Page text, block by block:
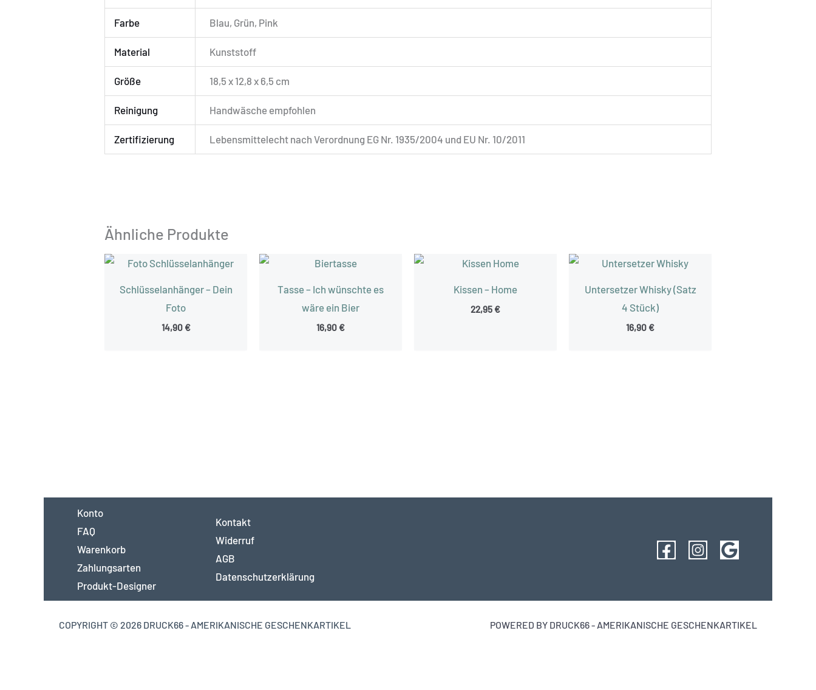
Farbe Blau, Grün, Pink
Material Kunststoff
Größe 18,5 x 12,8 x 6,5 cm
Reinigung Handwäsche empfohlen
Zertifizierung Lebensmittelecht nach Verordnung EG Nr. 1935/2004 und EU Nr. 10/2011
Ähnliche Produkte
Schlüsselanhänger – Dein
Foto
14,90 €
Tasse – Ich wünschte es
wäre ein Bier
16,90 €
Kissen – Home
22,95 €
Untersetzer Whisky (Satz
4 Stück)
16,90 €
Konto
FAQ
Warenkorb
Zahlungsarten
Produkt-Designer
Kontakt
Widerruf
AGB
Datenschutzerklärung
COPYRIGHT © 2026 DRUCK66 - AMERIKANISCHE GESCHENKARTIKEL POWERED BY DRUCK66 - AMERIKANISCHE GESCHENKARTIKEL